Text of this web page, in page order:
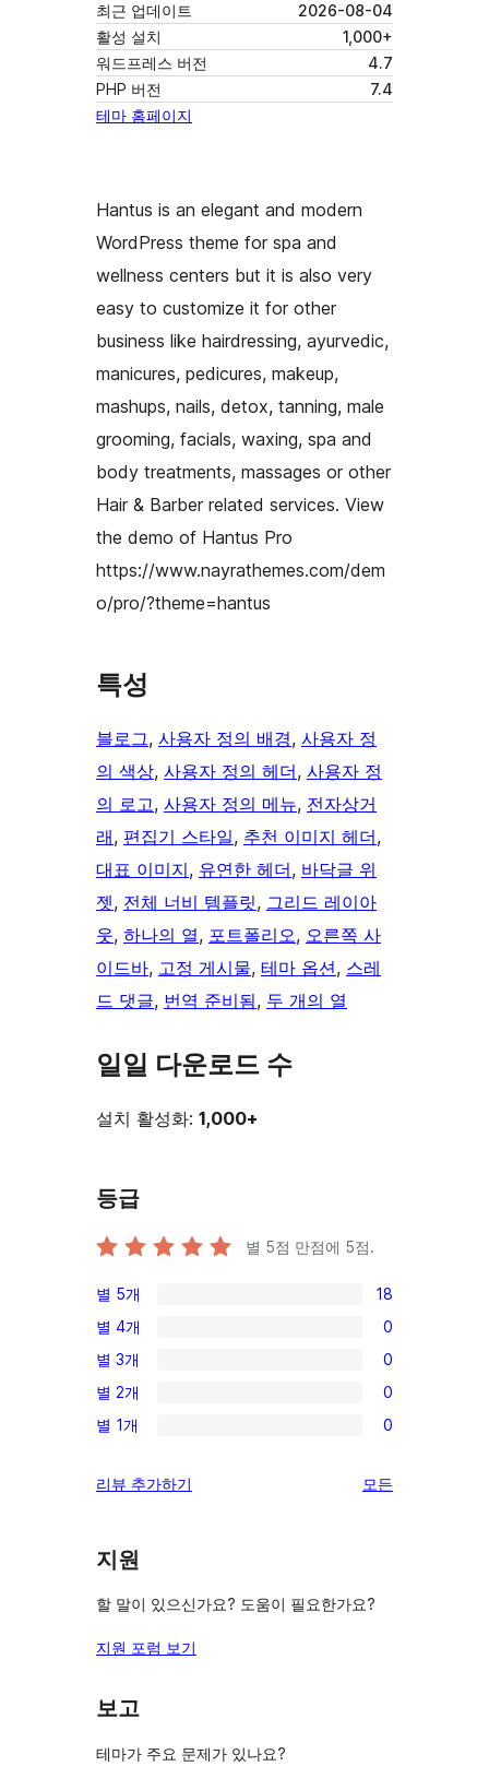
최근 업데이트
2026-08-04
활성 설치
1,000+
워드프레스 버전
4.7
PHP 버전
7.4
테마 홈페이지
Hantus is an elegant and modern
WordPress theme for spa and
wellness centers but it is also very
easy to customize it for other
business like hairdressing, ayurvedic,
manicures, pedicures, makeup,
mashups, nails, detox, tanning, male
grooming, facials, waxing, spa and
body treatments, massages or other
Hair & Barber related services. View
the demo of Hantus Pro
https://www.nayrathemes.com/dem
o/pro/?theme=hantus
특성
블로그, 사용자 정의 배경, 사용자 정
의 색상, 사용자 정의 헤더, 사용자 정
의 로고, 사용자 정의 메뉴, 전자상거
래, 편집기 스타일, 추천 이미지 헤더
대표 이미지, 유연한 헤더, 바닥글 위
젯, 전체 너비 템플릿, 그리드 레이아
웃, 하나의 열, 포트폴리오, 오른쪽 사
이드바, 고정 게시물, 테마 옵션, 스레
드 댓글, 번역 준비됨, 두 개의 열
일일 다운로드 수
설치 활성화: 1,000+
등급
별 5점 만점에 5점.
18/5-
별
점
후
기
별 5개 18
0/4-
별
점
후
별 4개 0
0/3-
별
점
기
별 3개 0
0/2-
별
후
별 2개 0
0/1-
점
기
별 1개 0
리뷰 추가하기 모든
지원
할 말이 있으신가요? 도움이 필요한가요?
지원 포럼 보기
보고
테마가 주요 문제가 있나요?